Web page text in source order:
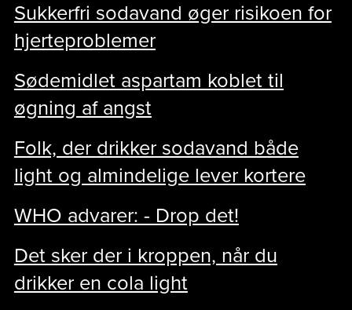
Sukkerfri sodavand øger risikoen for
hjerteproblemer
Sødemidlet aspartam koblet til
øgning af angst
Folk, der drikker sodavand både
light og almindelige lever kortere
WHO advarer: - Drop det!
Det sker der i kroppen, når du
drikker en cola light